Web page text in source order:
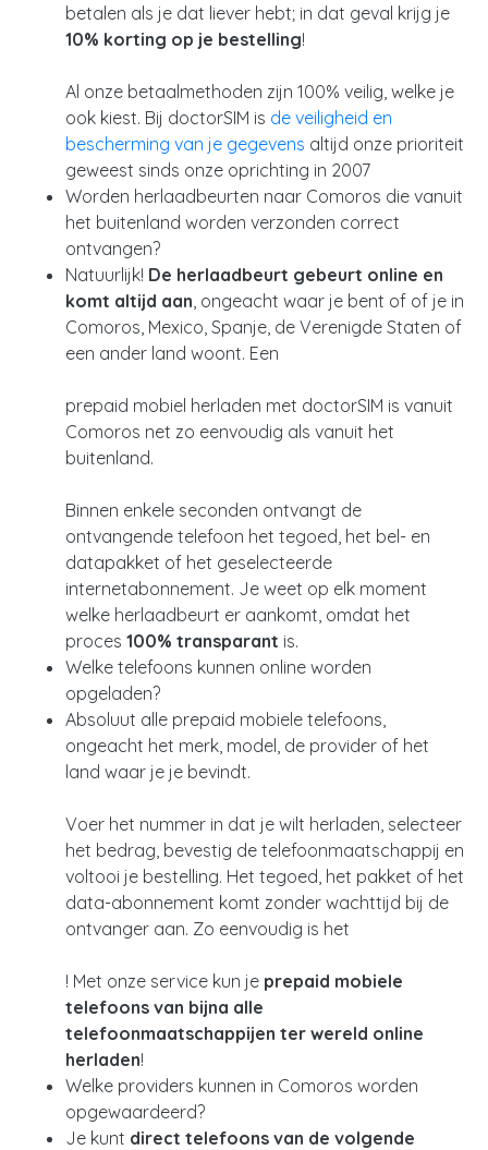
betalen als je dat liever hebt; in dat geval krijg je
10% korting op je bestelling!
Al onze betaalmethoden zijn 100% veilig, welke je
ook kiest. Bij doctorSIM is de veiligheid en
bescherming van je gegevens altijd onze prioriteit
geweest sinds onze oprichting in 2007
Worden herlaadbeurten naar Comoros die vanuit
het buitenland worden verzonden correct
ontvangen?
Natuurlijk! De herlaadbeurt gebeurt online en
komt altijd aan , ongeacht waar je bent of of je in
Comoros, Mexico, Spanje, de Verenigde Staten of
een ander land woont. Een
prepaid mobiel herladen met doctorSIM is vanuit
Comoros net zo eenvoudig als vanuit het
buitenland.
Binnen enkele seconden ontvangt de
ontvangende telefoon het tegoed, het bel- en
datapakket of het geselecteerde
internetabonnement. Je weet op elk moment
welke herlaadbeurt er aankomt, omdat het
proces 100% transparant is.
Welke telefoons kunnen online worden
opgeladen?
Absoluut alle prepaid mobiele telefoons,
ongeacht het merk, model, de provider of het
land waar je je bevindt.
Voer het nummer in dat je wilt herladen, selecteer
het bedrag, bevestig de telefoonmaatschappij en
voltooi je bestelling. Het tegoed, het pakket of het
data-abonnement komt zonder wachttijd bij de
ontvanger aan. Zo eenvoudig is het
! Met onze service kun je prepaid mobiele
telefoons van bijna alle
telefoonmaatschappijen ter wereld online
herladen!
Welke providers kunnen in Comoros worden
opgewaardeerd?
Je kunt direct telefoons van de volgende